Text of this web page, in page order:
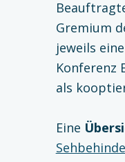
Gremium
jeweils
Konferenz
als
Eine